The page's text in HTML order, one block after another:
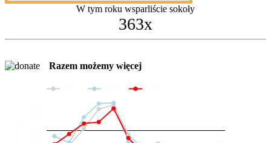
W tym roku wsparliście sokoły
363x
Razem możemy więcej